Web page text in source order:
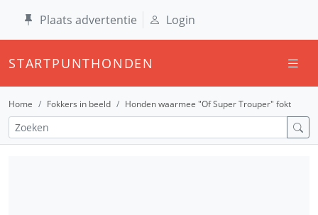
Plaats advertentie Login
STARTPUNTHONDEN
Home Fokkers in beeld Honden waarmee "Of Super Trouper" fokt